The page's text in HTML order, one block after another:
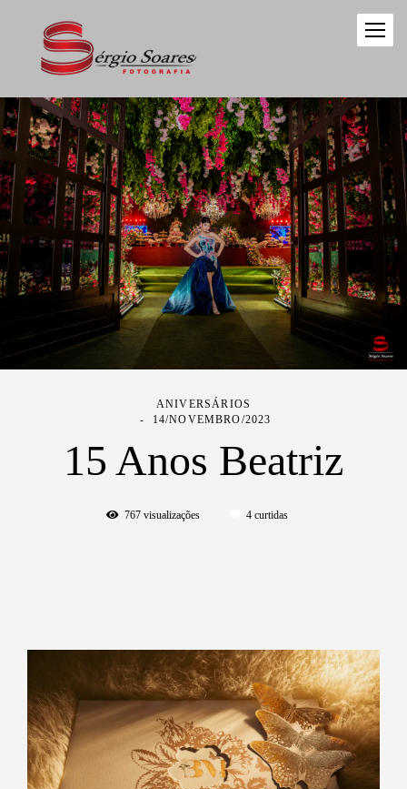
ANIVERSÁRIOS
14/NOVEMBRO/2023
15 Anos Beatriz
767visualizações 4curtidas